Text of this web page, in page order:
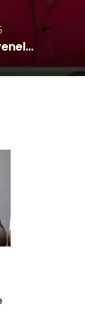
Affaire Jovenel Moïse : la mairie de Paris annule une rencontre de Claude Joseph après la plainte du collectif NOU BOUKE